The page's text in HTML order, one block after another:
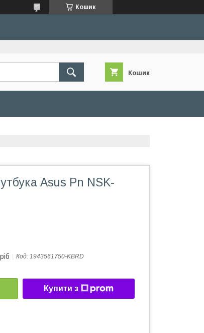
Кошик
Кошик
Asus Pn NSK-
Код: 1943561750-KBRD
Купити з